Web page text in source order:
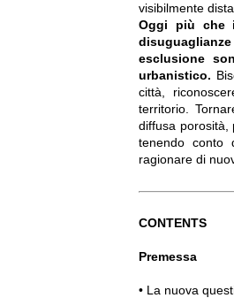
visibilmente
Oggi più che
esclusione
urbanistico.
città,
territorio.
diffusa porosità,
tenendo conto
ragionare di
CONTENTS
Premessa
• La nuova